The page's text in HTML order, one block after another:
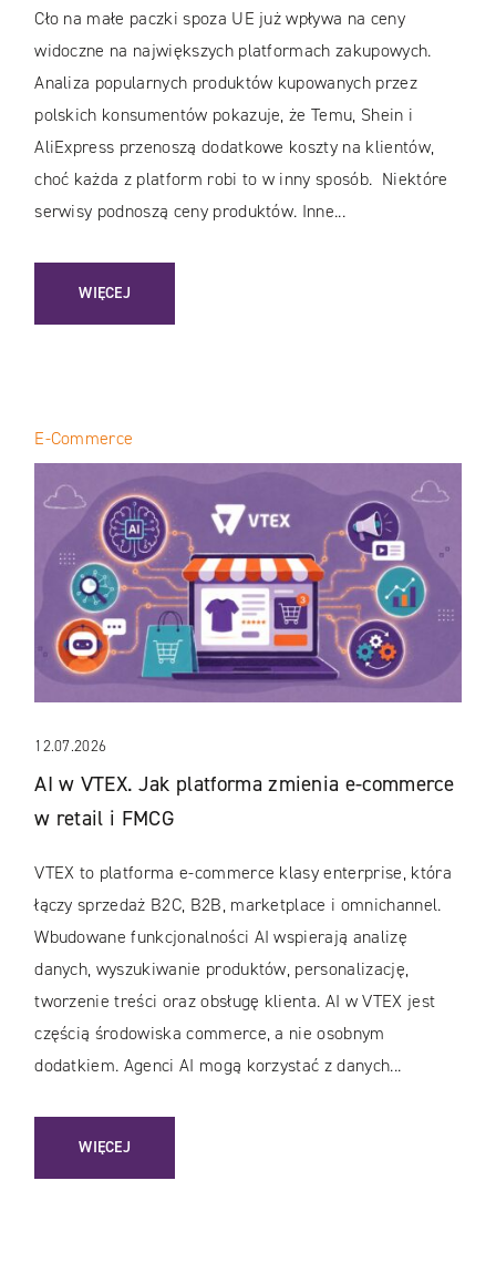
Cło na małe paczki spoza UE już wpływa na ceny
widoczne na największych platformach zakupowych.
Analiza popularnych produktów kupowanych przez
polskich konsumentów pokazuje, że Temu, Shein i
AliExpress przenoszą dodatkowe koszty na klientów,
choć każda z platform robi to w inny sposób. Niektóre
serwisy podnoszą ceny produktów. Inne...
WIĘCEJ
: CŁO NA TOWARY Z CHIN: JAK TEMU, SHEIN I ALIEXPRESS
12.07.2026
AI w VTEX. Jak platforma zmienia e-commerce
w retail i FMCG
E-Commerce
VTEX to platforma e-commerce klasy enterprise, która
łączy sprzedaż B2C, B2B, marketplace i omnichannel.
Wbudowane funkcjonalności AI wspierają analizę
danych, wyszukiwanie produktów, personalizację,
tworzenie treści oraz obsługę klienta. AI w VTEX jest
częścią środowiska commerce, a nie osobnym
dodatkiem. Agenci AI mogą korzystać z danych...
WIĘCEJ
: AI W VTEX. JAK PLATFORMA ZMIENIA E-COMMERCE W